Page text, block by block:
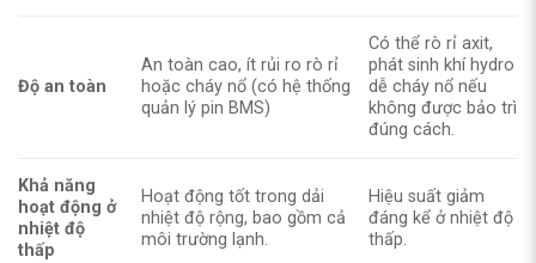
Độ an toàn
An toàn cao, ít rủi ro rò rỉ
hoặc cháy nổ (có hệ thống
quản lý pin BMS)
Có thể rò rỉ axit,
phát sinh khí hydro
dễ cháy nổ nếu
không được bảo trì
đúng cách.
Khả năng
hoạt động ở
nhiệt độ
thấp
Hoạt động tốt trong dải
nhiệt độ rộng, bao gồm cả
môi trường lạnh.
Hiệu suất giảm
đáng kể ở nhiệt độ
thấp.